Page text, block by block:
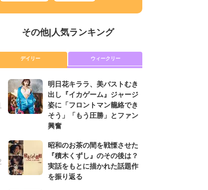
その他| 人気ランキング
デイリー ウィークリー
明日花キララ、美バストむき
出し『イカゲーム』ジャージ
姿に「フロントマン籠絡でき
そう」「もう圧勝」とファン
興奮
昭和のお茶の間を戦慄させた
『積木くずし』のその後は？
実話をもとに描かれた話題作
を振り返る